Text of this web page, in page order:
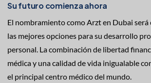
Su futuro comienza ahora
El nombramiento como Arzt en Dubai será
las mejores opciones para su desarrollo
personal. La combinación de libertad
médica y una calidad de vida inigualable
el principal centro médico del mundo.